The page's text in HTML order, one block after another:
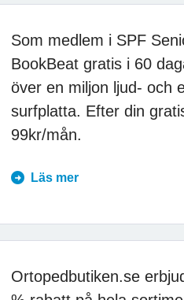
Som medlem i SPF
BookBeat gratis i 60
över en miljon ljud- och
surfplatta. Efter din
99kr/mån.
Läs mer
Ortopedbutiken.se